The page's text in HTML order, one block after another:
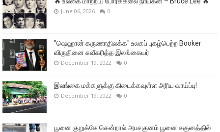
June 06, 2026 0
"ஷெஹான் கருணாதிலக்க" உலகப் புகழ்பெற்ற Booker
விருதினை சுவீகரித்த இலங்கையர்
December 19, 2022 0
இலங்கை மக்களுக்கு கிடைக்கவுள்ள அரிய வாய்ப்பு!
December 19, 2022 0
பூனை குறுக்கே சென்றால் அபசகுனம் பூனை சகுனத்தில்